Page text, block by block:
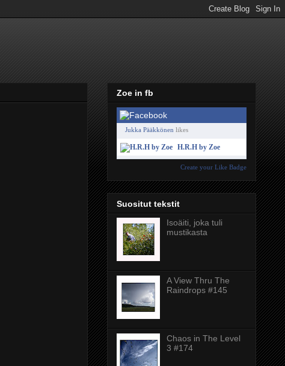
Zoe in fb
Jukka Pääkkönen likes
H.R.H by Zoe
Create your Like Badge
Suositut tekstit
Isoäiti, joka tuli
mustikasta
A View Thru The
Raindrops #145
Chaos in The Level
3 #174